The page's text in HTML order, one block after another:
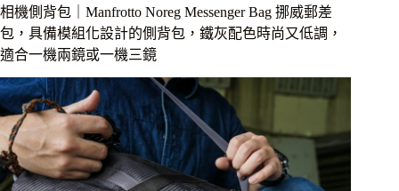
約
側
背，
可
輕
鬆
放
入
微
單，
相機側背包｜Manfrotto Noreg Messenger Bag 挪威郵差
包，具備模組化設計的側背包，鐵灰配色時尚又低調，
適合一機兩鏡或一機三鏡